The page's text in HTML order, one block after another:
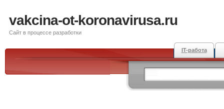
vakcina-ot-koronavirusa.ru
Сайт в процессе разработки
IT-работа